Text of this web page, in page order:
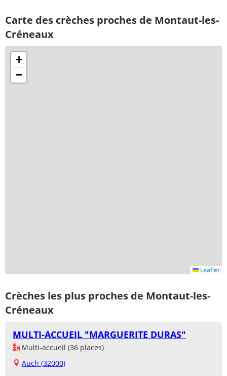
Carte des crèches proches de Montaut-les-
Créneaux
+
−
Leaflet
Crèches les plus proches de Montaut-les-
Créneaux
MULTI-ACCUEIL "MARGUERITE DURAS"
Multi-accueil (36 places)
Auch (32000)